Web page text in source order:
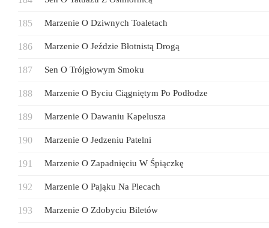
Marzenie O Dziwnych Toaletach
Marzenie O Jeździe Błotnistą Drogą
Sen O Trójgłowym Smoku
Marzenie O Byciu Ciągniętym Po Podłodze
Marzenie O Dawaniu Kapelusza
Marzenie O Jedzeniu Patelni
Marzenie O Zapadnięciu W Śpiączkę
Marzenie O Pająku Na Plecach
Marzenie O Zdobyciu Biletów